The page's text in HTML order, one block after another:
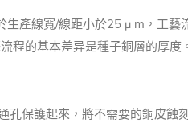
產線寬/線距小於25 μ m，工
的基本差异是種子銅層的厚
保護起來，將不需要的銅皮